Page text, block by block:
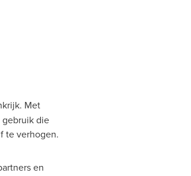
Met
gebruik die
te verhogen.
en